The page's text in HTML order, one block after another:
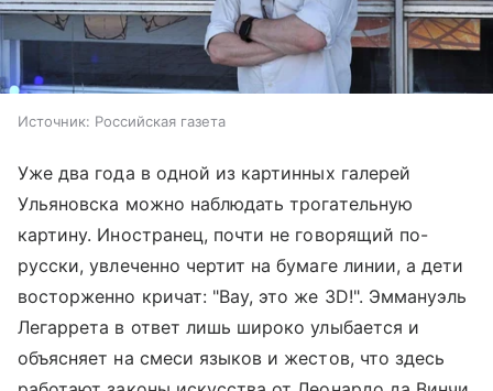
Источник: Российская газета
Уже два года в одной из картинных галерей
Ульяновска можно наблюдать трогательную
картину. Иностранец, почти не говорящий по-
русски, увлеченно чертит на бумаге линии, а дети
восторженно кричат: "Вау, это же 3D!". Эммануэль
Легаррета в ответ лишь широко улыбается и
объясняет на смеси языков и жестов, что здесь